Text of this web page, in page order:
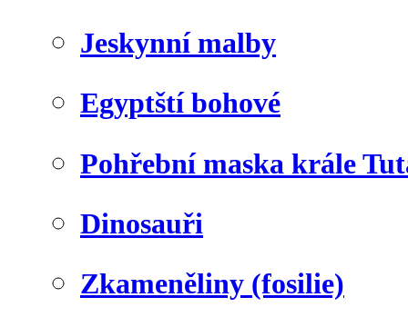
Jeskynní malby
Egyptští bohové
Pohřební maska krále
Dinosauři
Zkameněliny (fosilie)